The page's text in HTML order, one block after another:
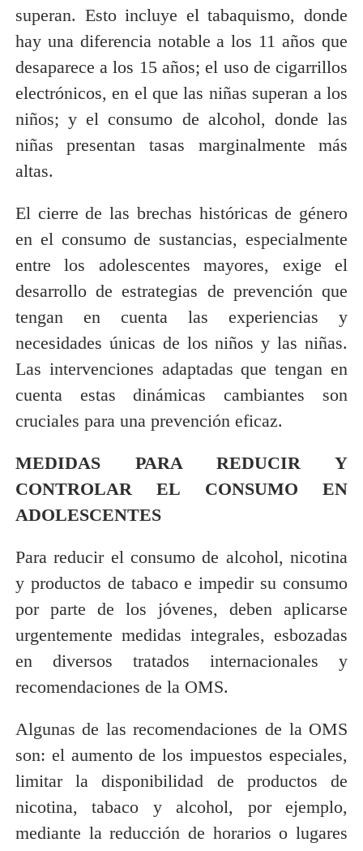
superan. Esto incluye el tabaquismo, donde
hay una diferencia notable a los 11 años que
desaparece a los 15 años; el uso de cigarrillos
electrónicos, en el que las niñas superan a los
niños; y el consumo de alcohol, donde las
niñas presentan tasas marginalmente más
altas.
El cierre de las brechas históricas de género
en el consumo de sustancias, especialmente
entre los adolescentes mayores, exige el
desarrollo de estrategias de prevención que
tengan en cuenta las experiencias y
necesidades únicas de los niños y las niñas.
Las intervenciones adaptadas que tengan en
cuenta estas dinámicas cambiantes son
cruciales para una prevención eficaz.
MEDIDAS PARA REDUCIR Y
CONTROLAR EL CONSUMO EN
ADOLESCENTES
Para reducir el consumo de alcohol, nicotina
y productos de tabaco e impedir su consumo
por parte de los jóvenes, deben aplicarse
urgentemente medidas integrales, esbozadas
en diversos tratados internacionales y
recomendaciones de la OMS.
Algunas de las recomendaciones de la OMS
son: el aumento de los impuestos especiales,
limitar la disponibilidad de productos de
nicotina, tabaco y alcohol, por ejemplo,
mediante la reducción de horarios o lugares